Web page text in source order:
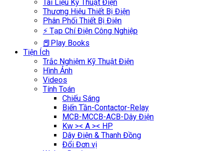
Tài Liệu Kỹ Thuật Điện
Thương Hiệu Thiết Bị Điện
Phân Phối Thiết Bị Điện
⚡ Tạp Chí Điện Công Nghiệp
📕Play Books
Tiện Ích
Trắc Nghiệm Kỹ Thuật Điện
Hình Ảnh
Videos
Tính Toán
Chiếu Sáng
Biến Tần-Contactor-Relay
MCB-MCCB-ACB-Dây Điện
Kw >< A >< HP
Dây Điện & Thanh Đồng
Đổi Đơn vị